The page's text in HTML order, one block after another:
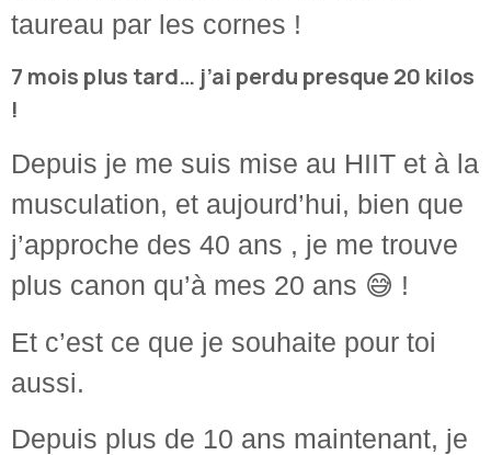
taureau par les cornes !
7 mois plus tard… j’ai perdu presque 20 kilos
!
Depuis je me suis mise au HIIT et à la
musculation, et aujourd’hui, bien que
j’approche des 40 ans , je me trouve
plus canon qu’à mes 20 ans 😅 !
Et c’est ce que je souhaite pour toi
aussi.
Depuis plus de 10 ans maintenant, je